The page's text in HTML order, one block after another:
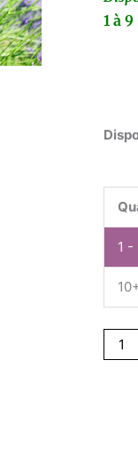
1 à 9
1 -
dutch